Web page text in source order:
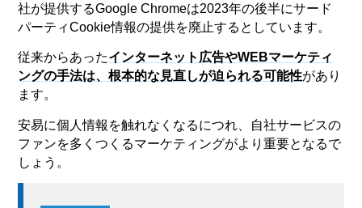
社が提供するGoogle Chromeは2023年の後半にサード
パーティCookie情報の提供を廃止するとしています。
従来からあったインターネット広告やWEBマーケティ
ングの手法は、根本的な見直しが迫られる可能性があり
ます。
安易に個人情報を触れなくなるにつれ、自社サービスの
ファンを多くつくるマーケティングがより重要となるで
しょう。